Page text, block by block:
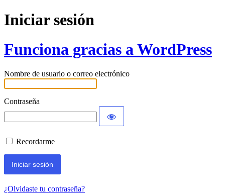
Iniciar sesión
Funciona gracias a WordPress
Nombre de usuario o correo electrónico
Contraseña
Recordarme
¿Olvidaste tu contraseña?